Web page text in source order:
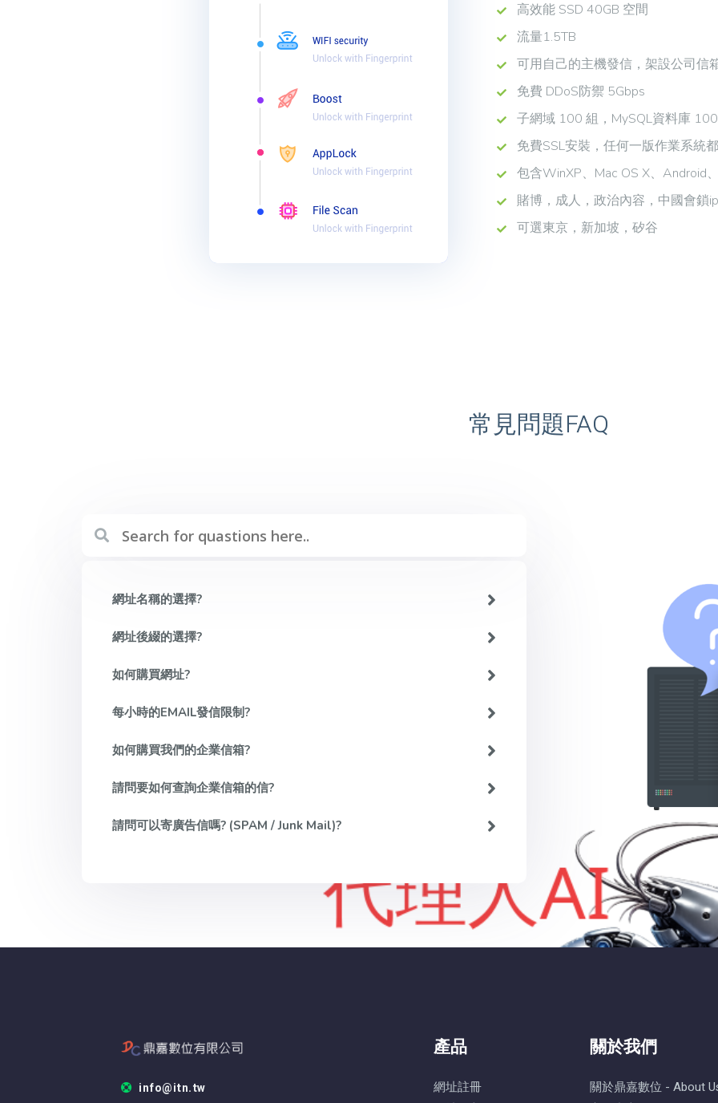
高效能 SSD 40GB 空間
流量1.5TB
可用自己的主機發信，架設公司信
免費 DDoS防禦 5Gbps
子網域 100 組，MySQL資料庫
免費SSL安裝，任何一版作業系統
包含WinXP、Mac OS X、Android
賭博，成人，政治內容，中國會鎖
可選東京，新加坡，矽谷
常見問題FAQ
網址名稱的選擇?
網址後綴的選擇?
如何購買網址?
每小時的EMAIL發信限制?
如何購買我們的企業信箱?
請問要如何查詢企業信箱的信?
請問可以寄廣告信嗎? (SPAM / Junk Mail)?
info@itn.tw
產品
網址註冊
關於我們
關於鼎嘉數位 - About